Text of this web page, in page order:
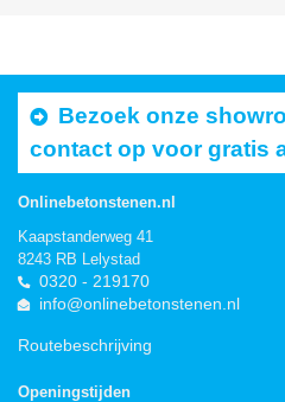
Bezoek onze
contact op voor gratis
Onlinebetonstenen.nl
Kaapstanderweg 41
8243 RB Lelystad
0320 - 219170
info@onlinebetonstenen.nl
Routebeschrijving
Openingstijden